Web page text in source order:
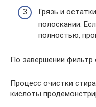
Грязь и
полоскании.
полностью,
По завершении
Процесс очистки
кислоты